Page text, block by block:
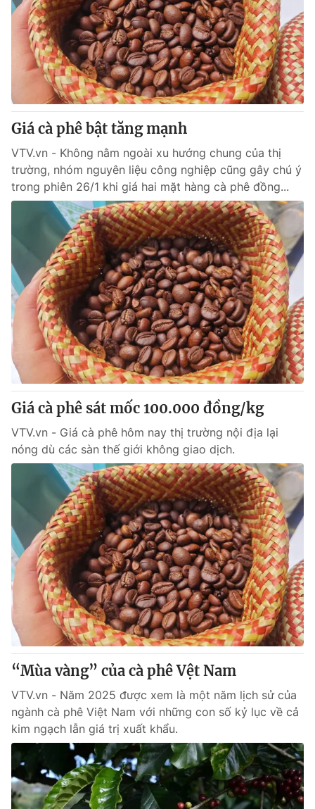
Giá cà phê bật tăng mạnh
VTV.vn - Không nằm ngoài xu hướng chung của thị
trường, nhóm nguyên liệu công nghiệp cũng gây chú ý
trong phiên 26/1 khi giá hai mặt hàng cà phê đồng...
Giá cà phê sát mốc 100.000 đồng/kg
VTV.vn - Giá cà phê hôm nay thị trường nội địa lại
nóng dù các sàn thế giới không giao dịch.
“Mùa vàng” của cà phê Vệt Nam
VTV.vn - Năm 2025 được xem là một năm lịch sử của
ngành cà phê Việt Nam với những con số kỷ lục về cả
kim ngạch lẫn giá trị xuất khẩu.